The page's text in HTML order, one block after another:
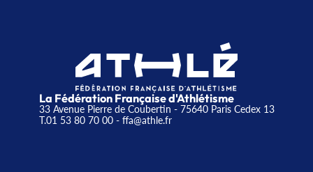
La Fédération Française d'Athlétisme
33 Avenue Pierre de Coubertin - 75640 Paris Cedex 13
T.01 53 80 70 00- ffa@athle.fr